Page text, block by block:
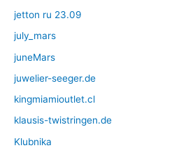
jetton ru 23.09
july_mars
juneMars
juwelier-seeger.de
kingmiamioutlet.cl
klausis-twistringen.de
Klubnika